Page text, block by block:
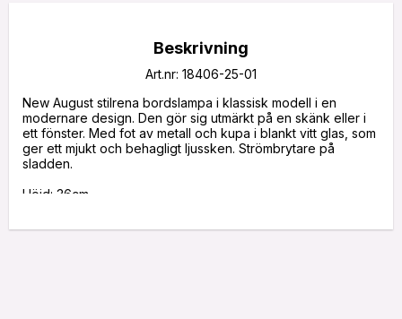
Beskrivning
Art.nr: 18406-25-01
New August stilrena bordslampa i klassisk modell i en
modernare design. Den gör sig utmärkt på en skänk eller i
ett fönster. Med fot av metall och kupa i blankt vitt glas, som
ger ett mjukt och behagligt ljussken. Strömbrytare på
sladden.
Höjd: 36cm